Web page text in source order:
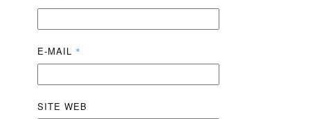
E-MAIL *
SITE WEB